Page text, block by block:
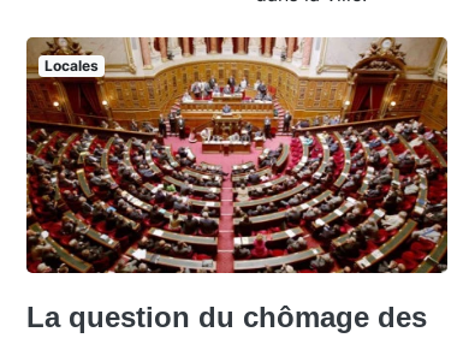
Locales
La question du chômage des